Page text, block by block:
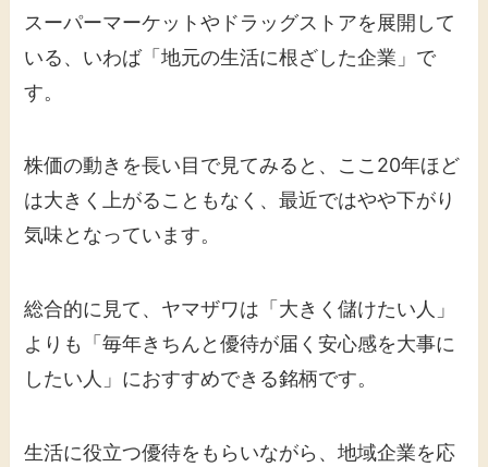
スーパーマーケットやドラッグストアを展開して
いる、いわば「地元の生活に根ざした企業」で
す。
株価の動きを長い目で見てみると、ここ20年ほど
は大きく上がることもなく、最近ではやや下がり
気味となっています。
総合的に見て、ヤマザワは「大きく儲けたい人」
よりも「毎年きちんと優待が届く安心感を大事に
したい人」におすすめできる銘柄です。
生活に役立つ優待をもらいながら、地域企業を応